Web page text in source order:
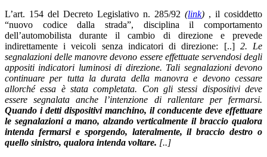
L’art. 154 del Decreto Legislativo n. 285/92 (link) , il cosiddetto
“nuovo codice dalla strada”, disciplina il comportamento
dell’automobilista durante il cambio di direzione e prevede
indirettamente i veicoli senza indicatori di direzione: [..] 2. Le
segnalazioni delle manovre devono essere effettuate servendosi degli
appositi indicatori luminosi di direzione. Tali segnalazioni devono
continuare per tutta la durata della manovra e devono cessare
allorché essa è stata completata. Con gli stessi dispositivi deve
essere segnalata anche l’intenzione di rallentare per fermarsi.
Quando i detti dispositivi manchino, il conducente deve effettuare
le segnalazioni a mano, alzando verticalmente il braccio qualora
intenda fermarsi e sporgendo, lateralmente, il braccio destro o
quello sinistro, qualora intenda voltare. [..]